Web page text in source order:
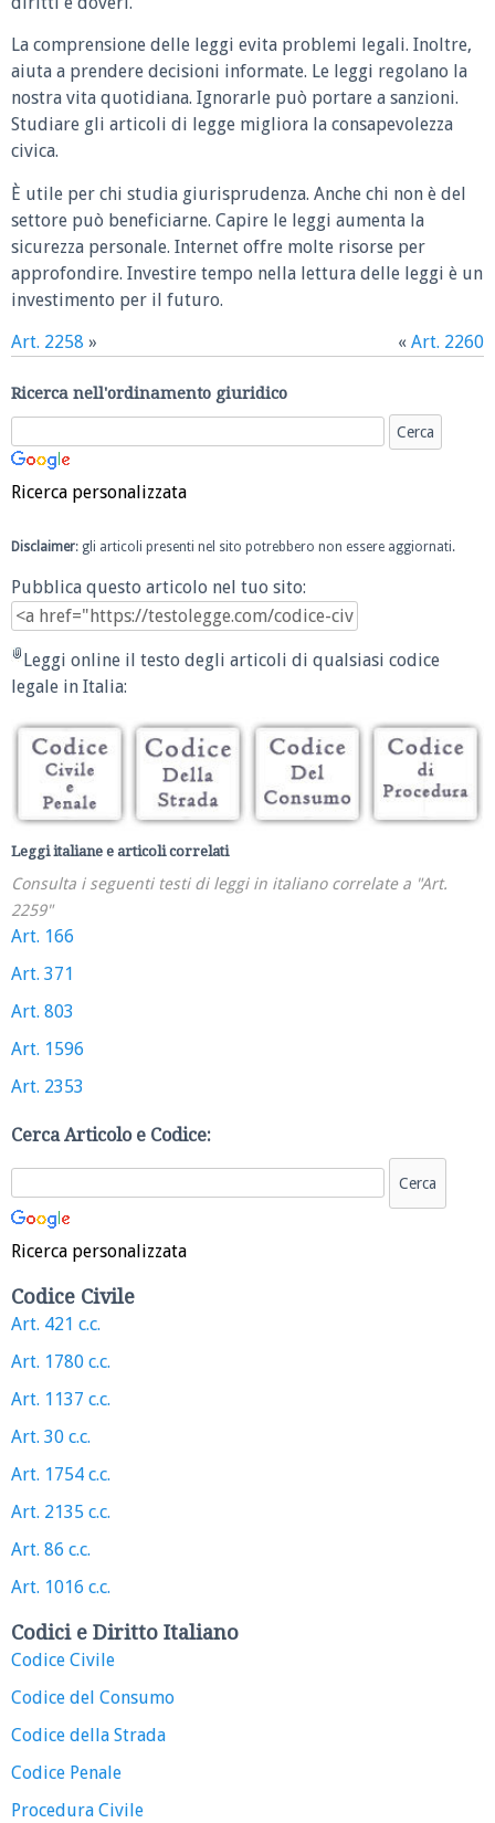
La comprensione delle leggi evita problemi legali. Inoltre,
aiuta a prendere decisioni informate. Le leggi regolano la
nostra vita quotidiana. Ignorarle può portare a sanzioni.
Studiare gli articoli di legge migliora la consapevolezza
civica.
È utile per chi studia giurisprudenza. Anche chi non è del
settore può beneficiarne. Capire le leggi aumenta la
sicurezza personale. Internet offre molte risorse per
approfondire. Investire tempo nella lettura delle leggi è un
investimento per il futuro.
Art. 2258 » « Art. 2260
Ricerca nell'ordinamento giuridico
Ricerca personalizzata
Disclaimer: gli articoli presenti nel sito potrebbero non essere aggiornati.
Pubblica questo articolo nel tuo sito:
Leggi online il testo degli articoli di qualsiasi codice
legale in Italia:
Leggi italiane e articoli correlati
Consulta i seguenti testi di leggi in italiano correlate a "Art.
2259"
Art. 166
Art. 371
Art. 803
Art. 1596
Art. 2353
Cerca Articolo e Codice:
Ricerca personalizzata
Codice Civile
Art. 421 c.c.
Art. 1780 c.c.
Art. 1137 c.c.
Art. 30 c.c.
Art. 1754 c.c.
Art. 2135 c.c.
Art. 86 c.c.
Art. 1016 c.c.
Codici e Diritto Italiano
Codice Civile
Codice del Consumo
Codice della Strada
Codice Penale
Procedura Civile